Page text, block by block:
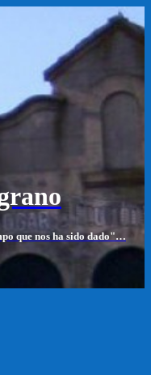
que nos ha sido dado"…